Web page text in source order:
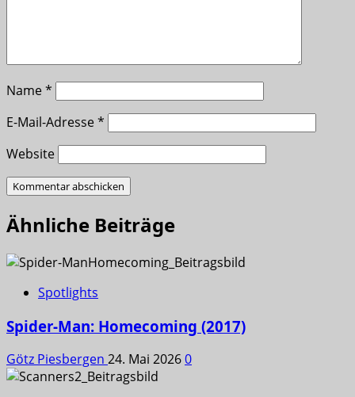
Name*
E-Mail-Adresse*
Website
Ähnliche Beiträge
Spotlights
Spider-Man: Homecoming (2017)
Götz Piesbergen 24. Mai 20260